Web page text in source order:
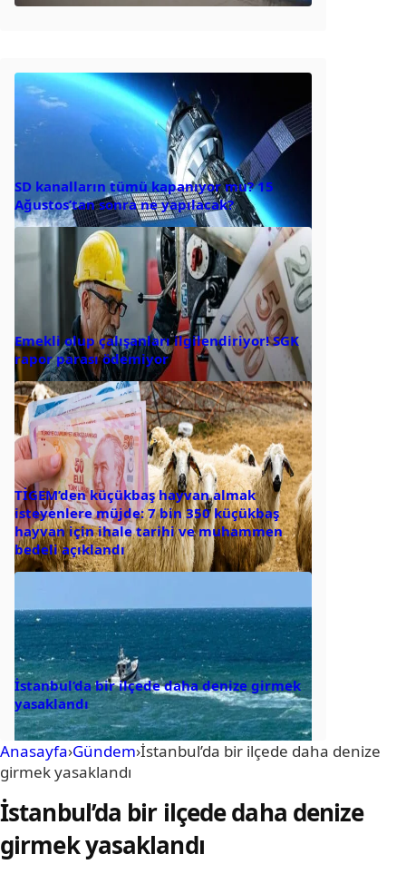
SD kanalların tümü kapanıyor mu? 15
Ağustos’tan sonra ne yapılacak?
Emekli olup çalışanları ilgilendiriyor! SGK
rapor parası ödemiyor
TİGEM’den küçükbaş hayvan almak
isteyenlere müjde: 7 bin 350 küçükbaş
hayvan için ihale tarihi ve muhammen
bedeli açıklandı
İstanbul’da bir ilçede daha denize girmek
yasaklandı
Anasayfa›Gündem›İstanbul’da bir ilçede daha denize
girmek yasaklandı
İstanbul’da bir ilçede daha denize
girmek yasaklandı